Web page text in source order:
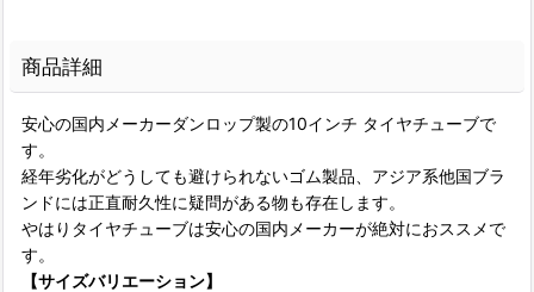
商品詳細
安心の国内メーカーダンロップ製の10インチ タイヤチューブで
す。
経年劣化がどうしても避けられないゴム製品、アジア系他国ブラ
ンドには正直耐久性に疑問がある物も存在します。
やはりタイヤチューブは安心の国内メーカーが絶対におススメで
す。
【サイズバリエーション】